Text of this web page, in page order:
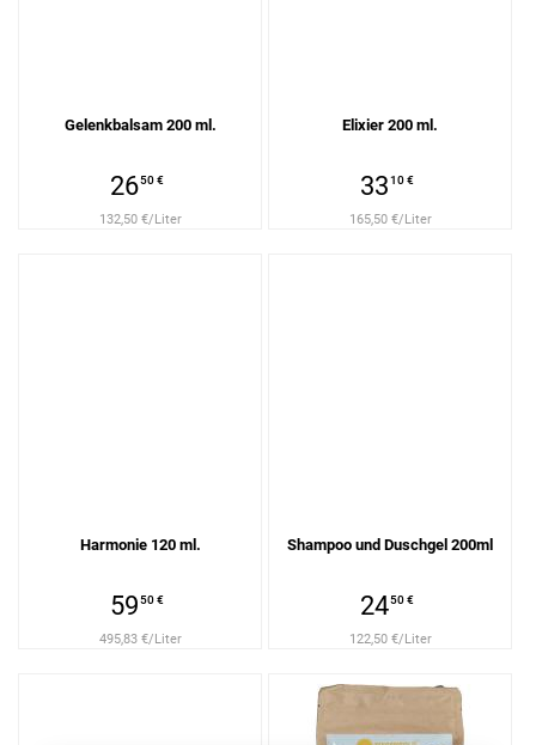
Gelenkbalsam 200 ml.
2650 €
132,50 €/Liter
Elixier 200 ml.
3310 €
165,50 €/Liter
Harmonie 120 ml.
5950 €
495,83 €/Liter
Shampoo und Duschgel 200ml
2450 €
122,50 €/Liter